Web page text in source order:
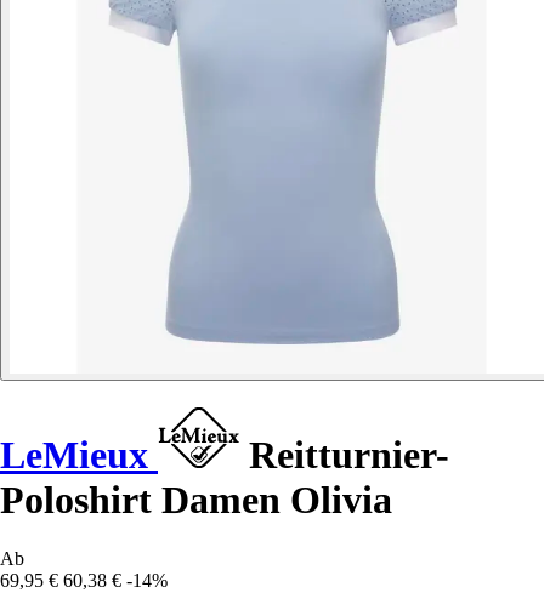
LeMieux
Reitturnier-
Poloshirt Damen Olivia
Ab
69,95 € 60,38 € -14%